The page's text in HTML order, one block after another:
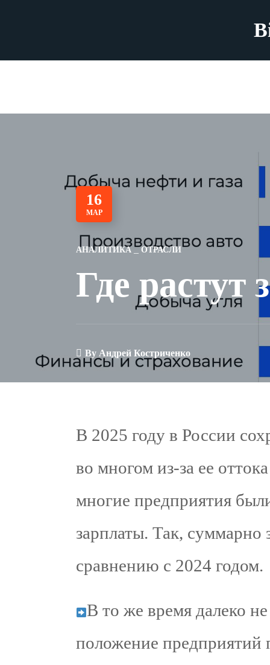
16
МАР
АНАЛИТИКА ОТРАСЛИ
Где растут
By Андрей Костриченко
В 2025 году в России
во многом из-за ее
многие предприятия
зарплаты. Так, суммарно
сравнению с 2024 годом.
В то же время далеко
положение предприятий